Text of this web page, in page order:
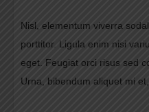
Nisl, elementum viverra
porttitor. Ligula enim nisi
eget. Feugiat orci risus sed
Urna, bibendum aliquet mi